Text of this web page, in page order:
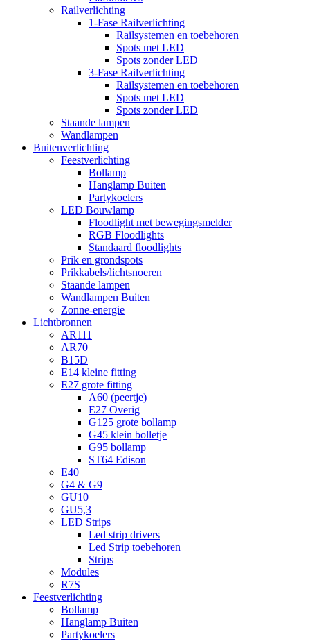
Railverlichting
1-Fase Railverlichting
Railsystemen en toebehoren
Spots met LED
Spots zonder LED
3-Fase Railverlichting
Railsystemen en toebehoren
Spots met LED
Spots zonder LED
Staande lampen
Wandlampen
Buitenverlichting
Feestverlichting
Bollamp
Hanglamp Buiten
Partykoelers
LED Bouwlamp
Floodlight met bewegingsmelder
RGB Floodlights
Standaard floodlights
Prik en grondspots
Prikkabels/lichtsnoeren
Staande lampen
Wandlampen Buiten
Zonne-energie
Lichtbronnen
AR111
AR70
B15D
E14 kleine fitting
E27 grote fitting
A60 (peertje)
E27 Overig
G125 grote bollamp
G45 klein bolletje
G95 bollamp
ST64 Edison
E40
G4 & G9
GU10
GU5,3
LED Strips
Led strip drivers
Led Strip toebehoren
Strips
Modules
R7S
Feestverlichting
Bollamp
Hanglamp Buiten
Partykoelers